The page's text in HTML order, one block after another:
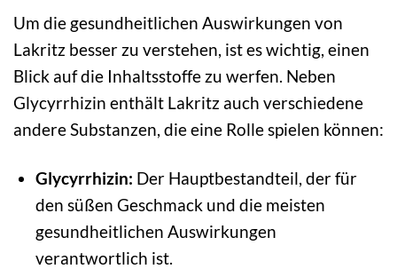
Um die gesundheitlichen Auswirkungen von
Lakritz besser zu verstehen, ist es wichtig, einen
Blick auf die Inhaltsstoffe zu werfen. Neben
Glycyrrhizin enthält Lakritz auch verschiedene
andere Substanzen, die eine Rolle spielen können:
Glycyrrhizin: Der Hauptbestandteil, der für
den süßen Geschmack und die meisten
gesundheitlichen Auswirkungen
verantwortlich ist.